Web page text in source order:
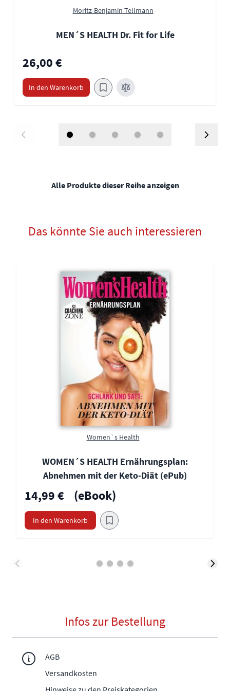
Moritz-Benjamin Tellmann
MEN´S HEALTH Dr. Fit for Life
26,00 €
In den Warenkorb
Alle Produkte dieser Reihe anzeigen
Das könnte Sie auch interessieren
Women`s Health
WOMEN´S HEALTH Ernährungsplan:
Abnehmen mit der Keto-Diät (ePub)
14,99 € (eBook)
In den Warenkorb
Infos zur Bestellung
AGB
Versandkosten